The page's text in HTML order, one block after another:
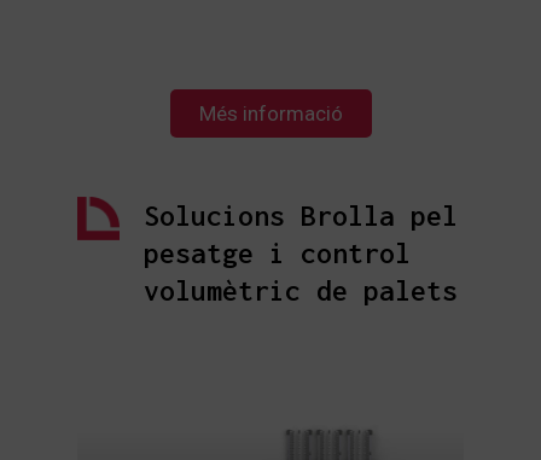
Més informació
Solucions Brolla pel
pesatge i control
volumètric de palets